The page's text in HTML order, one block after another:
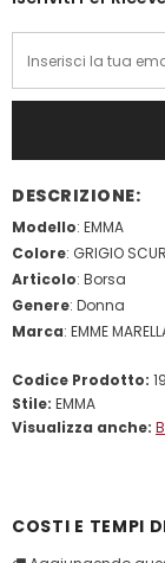
DESCRIZIONE:
Modello: EMMA
Colore: GRIGIO
Articolo: Borsa
Genere: Donna
Marca: EMME
Codice Prodotto:
Stile: EMMA
Visualizza anche:
COSTI E TEMPI